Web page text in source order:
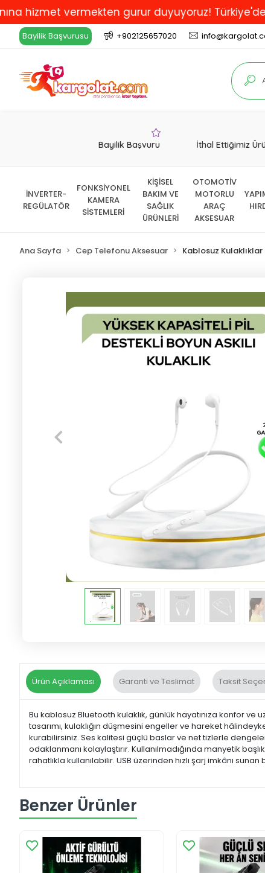
vermekten gurur duyuyoruz! Türkiye'de En İyi
Bayilik Başvurusu +902125657020
Bayilik Başvuru İthal Ettiğimiz
İNVERTER-
REGÜLATÖR
FONKSİYONEL
KAMERA
SİSTEMLERİ
KİŞİSEL
BAKIM VE
SAĞLIK
ÜRÜNLERİ
OTOMOTİV
MOTORLU
ARAÇ
AKSESUAR
Ana Sayfa Cep Telefonu Aksesuar Kablosuz Kulaklıklar
Ürün Açıklaması Garanti ve Teslimat Taksit
Bu kablosuz Bluetooth kulaklık, günlük hayatınıza konfor
tasarımı, kulaklığın düşmesini engeller ve hareket
kurabilirsiniz. Ses kalitesi güçlü baslar ve net tizlerle
odaklanmanı kolaylaştırır. Kullanılmadığında manyetik
rahatlıkla kullanılabilir. USB üzerinden hızlı şarj imkânı
Benzer Ürünler